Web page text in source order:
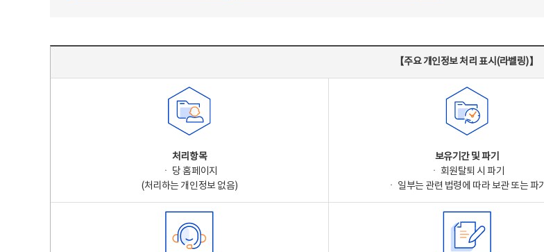
【주요 개인정보 처리 표시(라벨링)】
처리항목
ㆍ 당 홈페이지
(처리하는 개인정보 없음)
보유기간 및 파기
ㆍ 회원탈퇴 시 파기
ㆍ 일부는 관련 법령에 따라 보관 또는 파기